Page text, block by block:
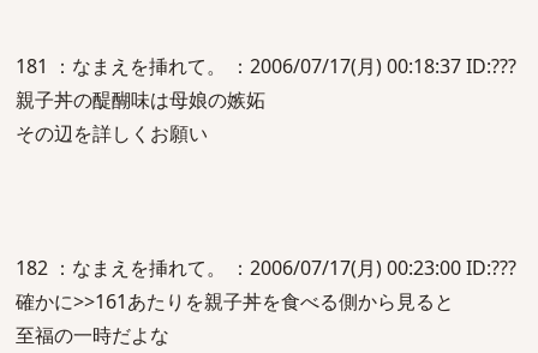
181 ：なまえを挿れて。 ：2006/07/17(月) 00:18:37 ID:???
親子丼の醍醐味は母娘の嫉妬
その辺を詳しくお願い
182 ：なまえを挿れて。 ：2006/07/17(月) 00:23:00 ID:???
確かに>>161あたりを親子丼を食べる側から見ると
至福の一時だよな